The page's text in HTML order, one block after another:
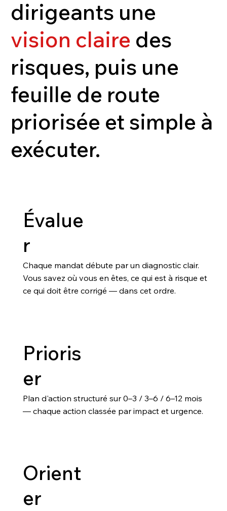
dirigeants une
vision claire des
risques, puis une
feuille de route
priorisée et simple à
exécuter.
Évalue
r
Chaque mandat débute par un diagnostic clair.
Vous savez où vous en êtes, ce qui est à risque et
ce qui doit être corrigé — dans cet ordre.
Prioris
er
Plan d'action structuré sur 0–3 / 3–6 / 6–12 mois
— chaque action classée par impact et urgence.
Orient
er